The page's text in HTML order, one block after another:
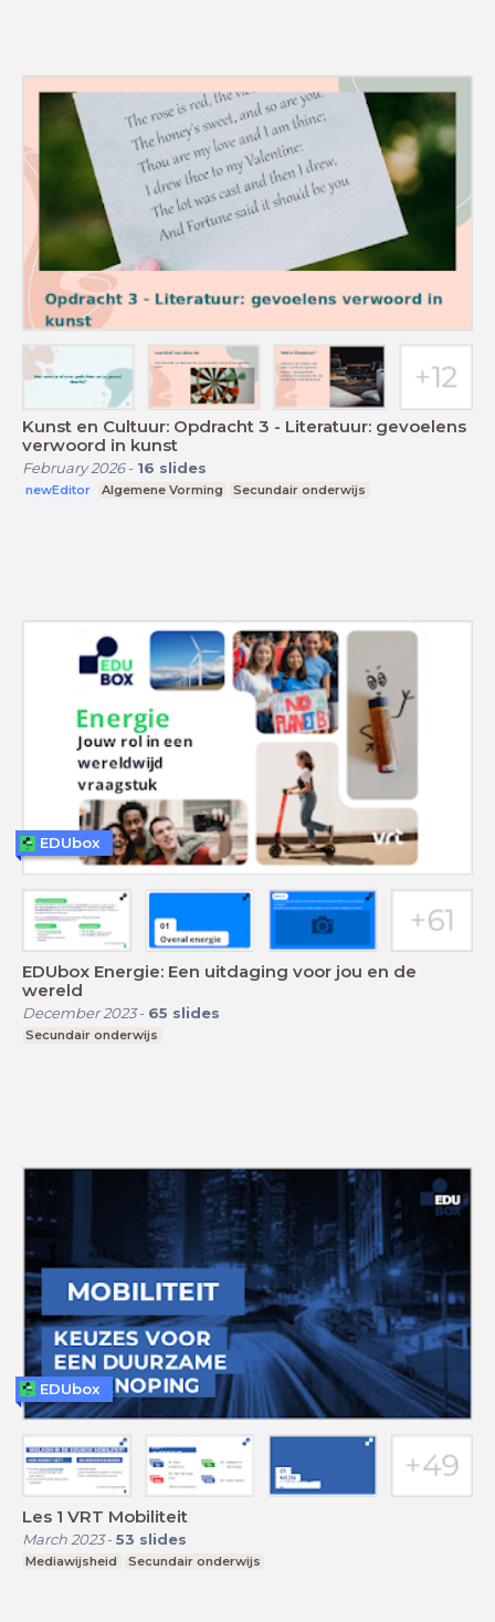
Kunst en Cultuur: Opdracht 3 - Literatuur: gevoelens
verwoord in kunst
February 2026- 16 slides
newEditor Algemene Vorming Secundair onderwijs
EDUbox Energie: Een uitdaging voor jou en de
wereld
December 2023- 65 slides
Secundair onderwijs
EDUbox
Les 1 VRT Mobiliteit
March 2023- 53 slides
Mediawijsheid Secundair onderwijs
EDUbox